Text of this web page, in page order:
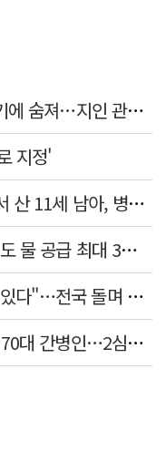
서울 면목동서 60대 남성 2명 흉기에 숨져…지인 관계로 추정
지정'
"침대에 결박, 탈진"…평생 교회서 산 11세 남아, 병원 이송 끝 숨져
박권현 청도군수, 국무총리에 "청도 물 공급 최대 3만t 늘려달라"
"경로당 통장에 비밀번호가 적혀 있다"…전국 돌며 경로당 13곳 턴 30대 구속
휠체어 환자 발로 밀어 숨지게 한 70대 간병인…2심도 집행유예